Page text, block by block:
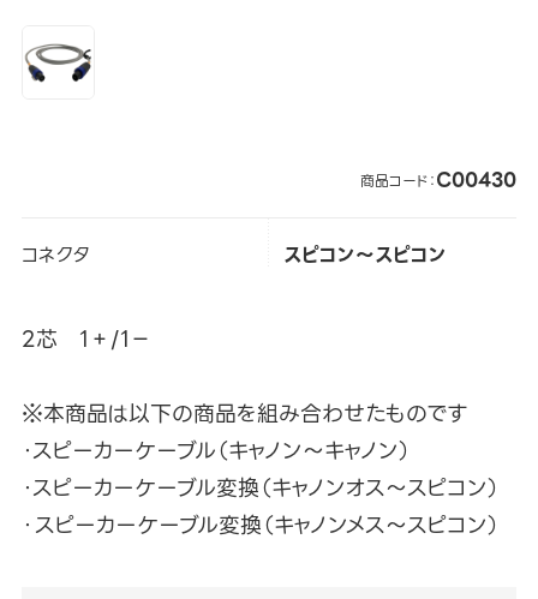
商品コード：C00430
コネクタ スピコン～スピコン
2芯 1＋/1－
※本商品は以下の商品を組み合わせたものです
・スピーカーケーブル（キャノン～キャノン）
・スピーカーケーブル変換（キャノンオス～スピコン）
・スピーカーケーブル変換（キャノンメス～スピコン）